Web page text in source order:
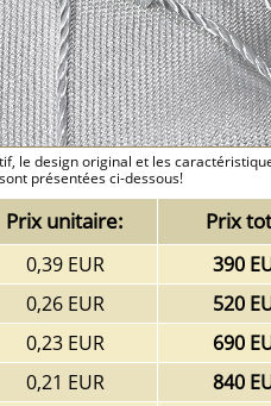
le design original et les
présentées ci-dessous!
Prix unitaire: Prix
0,39 EUR
390
0,26 EUR
520
0,23 EUR
690
0,21 EUR
840